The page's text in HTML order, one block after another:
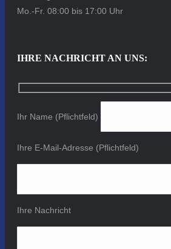
Mo.-Fr. 08:00 bis 17:00 Uhr
IHRE NACHRICHT AN UNS:
Ihr Name (Pflichtfeld)
Ihre E-Mail-Adresse (Pflichtfeld)
Ihre Nachricht